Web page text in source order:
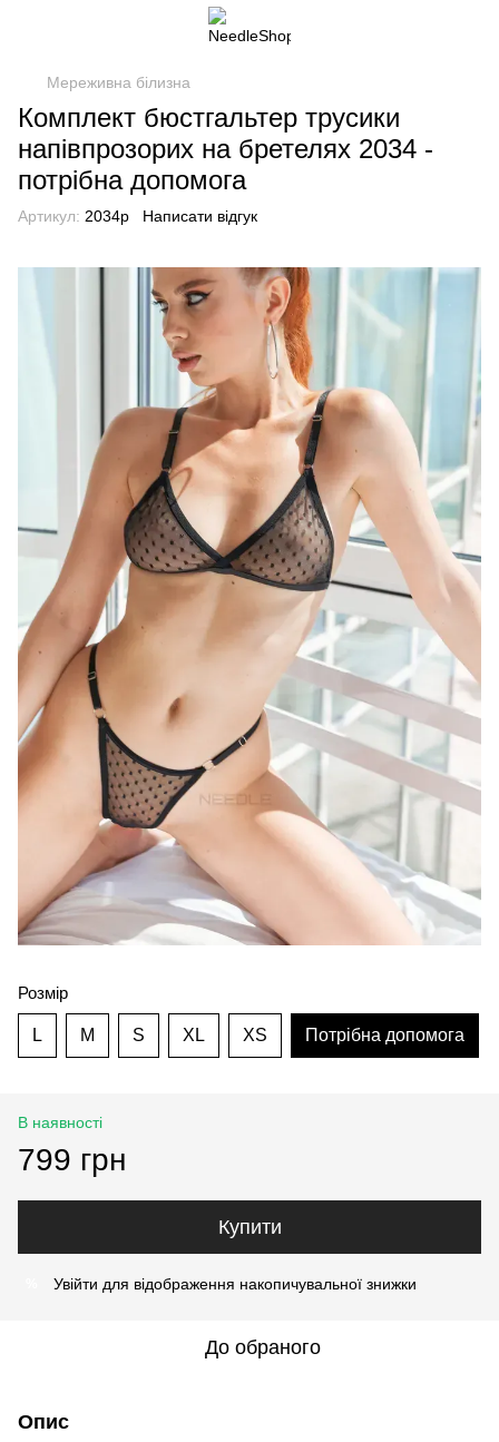
Мереживна білизна
Комплект бюстгальтер трусики
напівпрозорих на бретелях 2034 -
потрібна допомога
Артикул: 2034p Написати відгук
Розмір
L M S XL XS Потрібна допомога
В наявності
799 грн
Купити
Увійти для відображення накопичувальної знижки
До обраного
Опис